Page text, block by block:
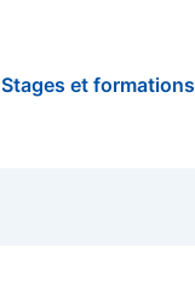
Stages et formations